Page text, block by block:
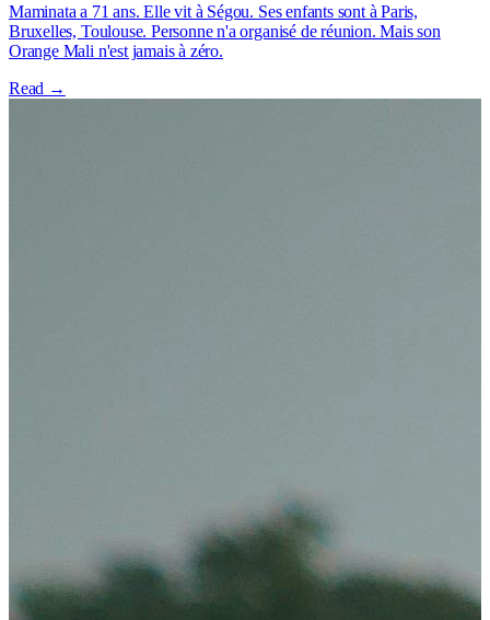
Maminata a 71 ans. Elle vit à Ségou. Ses enfants sont à Paris,
Bruxelles, Toulouse. Personne n'a organisé de réunion. Mais son
Orange Mali n'est jamais à zéro.
Read →